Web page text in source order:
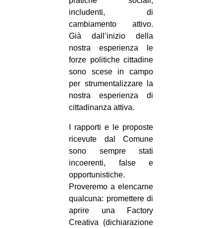
includenti, di
cambiamento attivo.
Già dall’inizio della
nostra esperienza le
forze politiche cittadine
sono scese in campo
per strumentalizzare la
nostra esperienza di
cittadinanza attiva.
I rapporti e le proposte
ricevute dal Comune
sono sempre stati
incoerenti, false e
opportunistiche.
Proveremo a elencarne
qualcuna: promettere di
aprire una Factory
Creativa (dichiarazione